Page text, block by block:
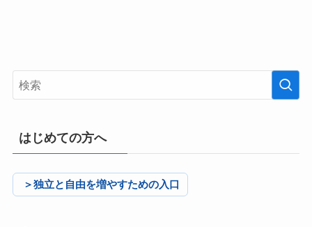
はじめての方へ
＞独立と自由を増やすための入口